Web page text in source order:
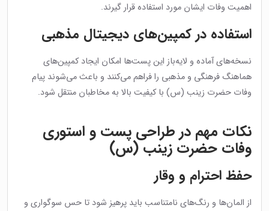
اهمیت وفات ایشان مورد استفاده قرار گیرند.
استفاده در کمپین‌های دیجیتال مذهبی
نسخه‌های آماده و لایه‌باز این پست‌ها امکان ایجاد کمپین‌های
هماهنگ فرهنگی و مذهبی را فراهم می‌کنند و باعث می‌شوند پیام
وفات حضرت زینب (س) با کیفیت بالا به مخاطبان منتقل شود.
نکات مهم در طراحی پست و استوری
وفات حضرت زینب (س)
حفظ احترام و وقار
از المان‌ها و رنگ‌های نامتناسب باید پرهیز شود تا حس سوگواری و